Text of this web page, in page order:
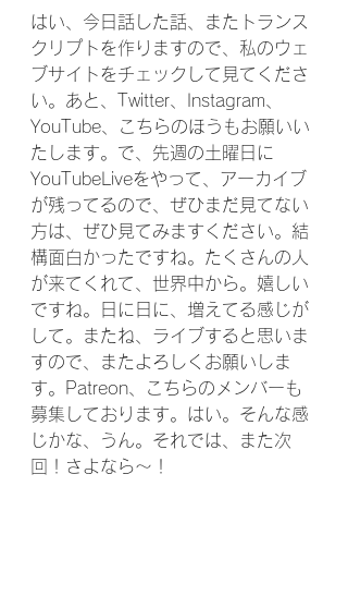
はい、今日話した話、またトランス
クリプトを作りますので、私のウェ
ブサイトをチェックして見てくださ
い。あと、Twitter、Instagram、
YouTube、こちらのほうもお願いい
たします。で、先週の土曜日に
YouTubeLiveをやって、アーカイブ
が残ってるので、ぜひまだ見てない
方は、ぜひ見てみますください。結
構面白かったですね。たくさんの人
が来てくれて、世界中から。嬉しい
ですね。日に日に、増えてる感じが
して。またね、ライブすると思いま
すので、またよろしくお願いしま
す。Patreon、こちらのメンバーも
募集しております。はい。そんな感
じかな、うん。それでは、また次
回！さよなら〜！